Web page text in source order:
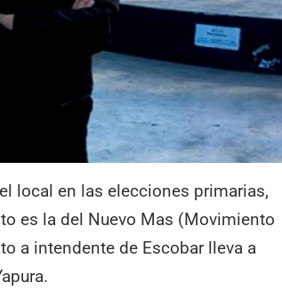
local en las elecciones primarias,
es la del Nuevo Mas (Movimiento
a intendente de Escobar lleva a